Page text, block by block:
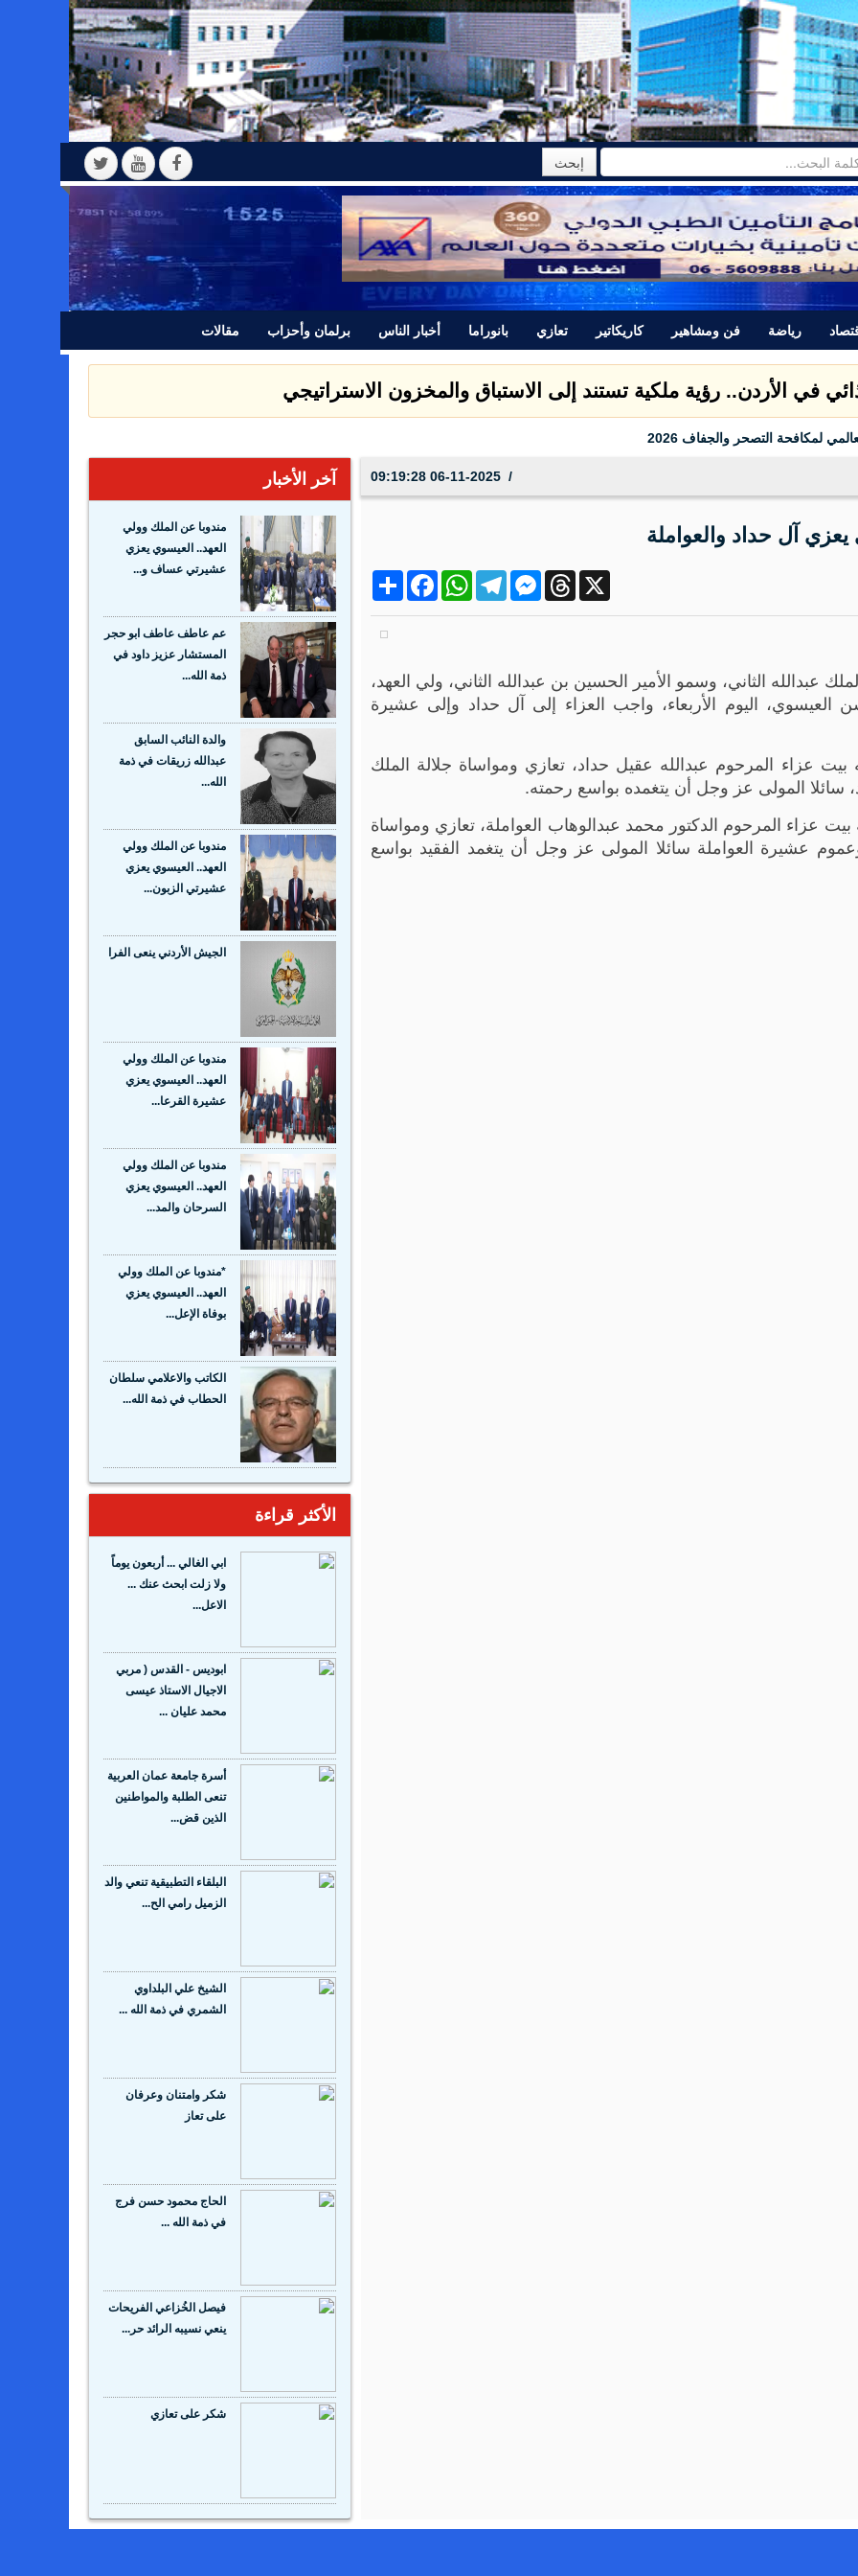
رياضة فن ومشاهير كاريكاتير تعازي بانوراما أخبار الناس برلمان وأحزاب مقالات
من المجرم ياسر اللحام الذي قتل نور برغل وتصدر بيانا للرأي العام
لمكافحة التصحر والجفاف 2026
06-11-2025 09:19:28
آل حداد والعواملة
ShareFacebookWhatsAppTelegramMessengerThreads X
مندوبا عن جلالة الملك عبدالله الثاني، وسمو الأمير الحسين بن عبدالله الثاني، ولي العهد،
اليوم الأربعاء، واجب العزاء إلى آل حداد وإلى عشيرة
عزاء المرحوم عبدالله عقيل حداد، تعازي ومواساة جلالة الملك
سائلا المولى عز وجل أن يتغمده بواسع رحمته.
عزاء المرحوم الدكتور محمد عبدالوهاب العواملة، تعازي ومواساة
عشيرة العواملة سائلا المولى عز وجل أن يتغمد الفقيد بواسع
آخر الأخبار
مندوبا عن الملك وولي
العهد.. العيسوي يعزي
عشيرتي عساف و...
عم عاطف عاطف ابو حجر
المستشار عزيز داود في
ذمة الله...
والدة النائب السابق
عبدالله زريقات في ذمة
الله...
مندوبا عن الملك وولي
العهد.. العيسوي يعزي
عشيرتي الزبون...
الجيش الأردني ينعى الفرا
مندوبا عن الملك وولي
العهد.. العيسوي يعزي
عشيرة القرعا...
مندوبا عن الملك وولي
العهد.. العيسوي يعزي
السرحان والمد...
*مندوبا عن الملك وولي
العهد.. العيسوي يعزي
بوفاة الإعل...
الكاتب والاعلامي سلطان
الحطاب في ذمة الله...
الأكثر قراءة
ابي الغالي ... أربعون يوماً
ولا زلت ابحث عنك ...
الاعل...
ابوديس - القدس ( مربي
الاجيال الاستاذ عيسى
محمد عليان ...
أسرة جامعة عمان العربية
تنعى الطلبة والمواطنين
الذين قض...
‬الزميل‭ ‬رامي‭ ‬الح...
الشيخ علي البلداوي
الشمري في ذمة الله ...
شكر وامتنان وعرفان
على تعاز
الحاج محمود حسن فرج
في ذمة الله ...
‬ينعي‭ ‬نسيبه‭ ‬الرائد‭ ‬حر...
شكر على تعازي